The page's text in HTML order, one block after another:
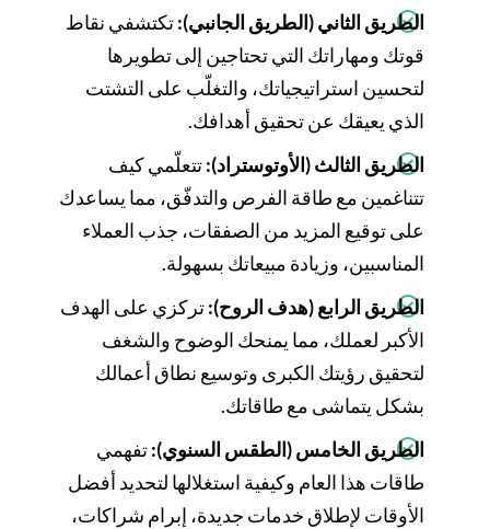
الطريق الثاني (الطريق الجانبي):تكتشفي نقاط
قوتك ومهاراتك التي تحتاجين إلى تطويرها
لتحسين استراتيجياتك، والتغلّب على التشتت
الذي يعيقك عن تحقيق أهدافك.
الطريق الثالث (الأوتوستراد):تتعلّمي كيف
تتناغمين مع طاقة الفرص والتدفّق، مما يساعدك
على توقيع المزيد من الصفقات، جذب العملاء
المناسبين، وزيادة مبيعاتك بسهولة.
الطريق الرابع (هدف الروح):تركزي على الهدف
الأكبر لعملك، مما يمنحك الوضوح والشغف
لتحقيق رؤيتك الكبرى وتوسيع نطاق أعمالك
بشكل يتماشى مع طاقاتك.
الطريق الخامس (الطقس السنوي):تفهمي
طاقات هذا العام وكيفية استغلالها لتحديد أفضل
الأوقات لإطلاق خدمات جديدة، إبرام شراكات،